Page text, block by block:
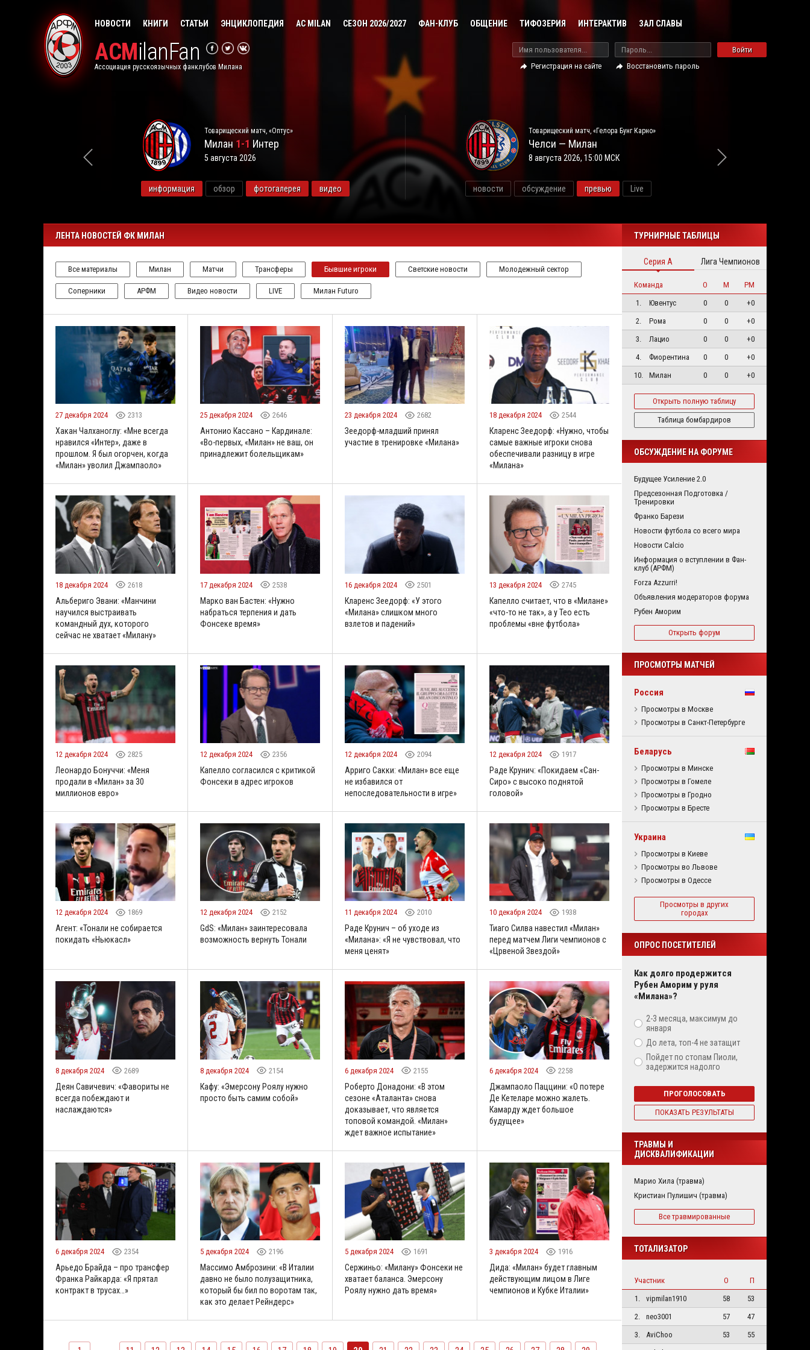
НОВОСТИ КНИГИ СТАТЬИ ЭНЦИКЛОПЕДИЯ AC MILAN СЕЗОН 2026/2027 ФАН-КЛУБ ОБЩЕНИЕ ТИФОЗЕРИЯ ИНТЕРАКТИВ ЗАЛ СЛАВЫ
ACMilanFan
Ассоциация русскоязычных фанклубов Милана
Войти
Регистрация на сайте
Восстановить пароль
Товарищеский матч, «Оптус»
Милан 1-1 Интер
5 августа 2026
информация обзор фотогалерея видео
Товарищеский матч, «Гелора Бунг Карно»
Челси — Милан
8 августа 2026, 15:00 МСК
новости обсуждение превью Live
ЛЕНТА НОВОСТЕЙ ФК МИЛАН
Все материалы Милан Матчи Трансферы Бывшие игроки Светские новости Молодежный сектор
Соперники АРФМ Видео новости LIVE Милан Futuro
27 декабря 2024 2313
Хакан Чалханоглу: «Мне всегда
нравился «Интер», даже в
прошлом. Я был огорчен, когда
«Милан» уволил Джампаоло»
25 декабря 2024 2646
Антонио Кассано – Кардинале:
«Во-первых, «Милан» не ваш, он
принадлежит болельщикам»
23 декабря 2024 2682
Зеедорф-младший принял
участие в тренировке «Милана»
18 декабря 2024 2544
Кларенс Зеедорф: «Нужно, чтобы
самые важные игроки снова
обеспечивали разницу в игре
«Милана»
18 декабря 2024 2618
Альбериго Эвани: «Манчини
научился выстраивать
командный дух, которого
сейчас не хватает «Милану»
17 декабря 2024 2538
Марко ван Бастен: «Нужно
набраться терпения и дать
Фонсеке время»
16 декабря 2024 2501
Кларенс Зеедорф: «У этого
«Милана» слишком много
взлетов и падений»
13 декабря 2024 2745
Капелло считает, что в «Милане»
«что-то не так», а у Тео есть
проблемы «вне футбола»
12 декабря 2024 2825
Леонардо Бонуччи: «Меня
продали в «Милан» за 30
миллионов евро»
12 декабря 2024 2356
Капелло согласился с критикой
Фонсеки в адрес игроков
12 декабря 2024 2094
Арриго Сакки: «Милан» все еще
не избавился от
непоследовательности в игре»
12 декабря 2024 1917
Раде Крунич: «Покидаем «Сан-
Сиро» с высоко поднятой
головой»
12 декабря 2024 1869
Агент: «Тонали не собирается
покидать «Ньюкасл»
12 декабря 2024 2152
GdS: «Милан» заинтересовала
возможность вернуть Тонали
11 декабря 2024 2010
Раде Крунич – об уходе из
«Милана»: «Я не чувствовал, что
меня ценят»
10 декабря 2024 1938
Тиаго Силва навестил «Милан»
перед матчем Лиги чемпионов с
«Црвеной Звездой»
8 декабря 2024 2689
Деян Савичевич: «Фавориты не
всегда побеждают и
наслаждаются»
8 декабря 2024 2154
Кафу: «Эмерсону Роялу нужно
просто быть самим собой»
6 декабря 2024 2155
Роберто Донадони: «В этом
сезоне «Аталанта» снова
доказывает, что является
топовой командой. «Милан»
ждет важное испытание»
6 декабря 2024 2258
Джампаоло Паццини: «О потере
Де Кетеларе можно жалеть.
Камарду ждет большое
будущее»
6 декабря 2024 2354
Арьедо Брайда – про трансфер
Франка Райкарда: «Я прятал
контракт в трусах…»
5 декабря 2024 2196
Массимо Амброзини: «В Италии
давно не было полузащитника,
который бы бил по воротам так,
как это делает Рейндерс»
5 декабря 2024 1691
Сержиньо: «Милану» Фонсеки не
хватает баланса. Эмерсону
Роялу нужно дать время»
3 декабря 2024 1916
Дида: «Милан» будет главным
действующим лицом в Лиге
чемпионов и Кубке Италии»
ТУРНИРНЫЕ ТАБЛИЦЫ
Серия А Лига Чемпионов
Команда О М
РМ
1.
Ювентус 0 0
+0
2.
Рома 0 0
+0
3.
Лацио 0 0
+0
4.
Фиорентина 0 0
+0
10.
Милан 0 0 +0
Открыть полную таблицу
Таблица бомбардиров
ОБСУЖДЕНИЕ НА ФОРУМЕ
Будущее Усиление 2.0
Предсезонная Подготовка /
Тренировки
Франко Барези
Новости футбола со всего мира
Новости Calcio
Информация о вступлении в Фан-
клуб (АРФМ)
Forza Azzurri!
Объявления модераторов форума
Рубен Аморим
Открыть форум
ПРОСМОТРЫ МАТЧЕЙ
Россия
Просмотры в Москве
Просмотры в Санкт-Петербурге
Беларусь
Просмотры в Минске
Просмотры в Гомеле
Просмотры в Гродно
Просмотры в Бресте
Украина
Просмотры в Киеве
Просмотры во Львове
Просмотры в Одессе
Просмотры в других
городах
ОПРОС ПОСЕТИТЕЛЕЙ
Как долго продержится
Рубен Аморим у руля
«Милана»?
2-3 месяца, максимум до
января
До лета, топ-4 не затащит
Пойдет по стопам Пиоли,
задержится надолго
ПРОГОЛОСОВАТЬ
ПОКАЗАТЬ РЕЗУЛЬТАТЫ
ТРАВМЫ И
ДИСКВАЛИФИКАЦИИ
Марио Хила (травма)
Кристиан Пулишич (травма)
Все травмированные
ТОТАЛИЗАТОР
Участник О
П
1.
vipmilan1910 58
53
2.
neo3001 57
47
3.
AviChoo 53
55